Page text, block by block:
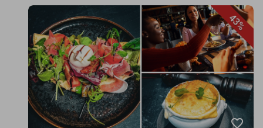
43%
favorite_border